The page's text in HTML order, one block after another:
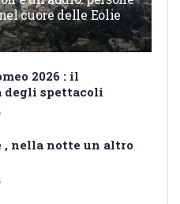
cuore delle Eolie
2026 : il
degli spettacoli
, nella notte un altro